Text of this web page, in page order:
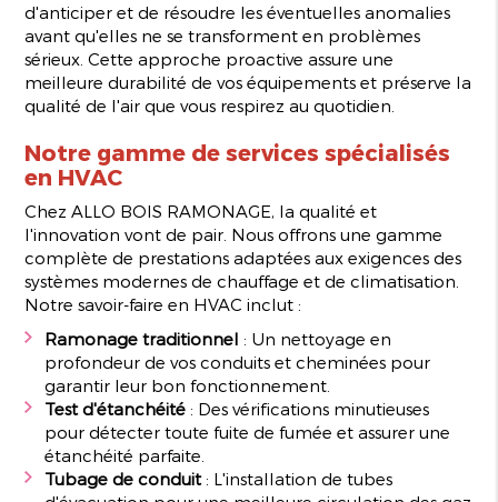
d'anticiper et de résoudre les éventuelles anomalies
avant qu'elles ne se transforment en problèmes
sérieux. Cette approche proactive assure une
meilleure durabilité de vos équipements et préserve la
qualité de l'air que vous respirez au quotidien.
Notre gamme de services spécialisés
en HVAC
Chez ALLO BOIS RAMONAGE, la qualité et
l'innovation vont de pair. Nous offrons une gamme
complète de prestations adaptées aux exigences des
systèmes modernes de chauffage et de climatisation.
Notre savoir-faire en HVAC inclut :
Ramonage traditionnel : Un nettoyage en
profondeur de vos conduits et cheminées pour
garantir leur bon fonctionnement.
Test d'étanchéité : Des vérifications minutieuses
pour détecter toute fuite de fumée et assurer une
étanchéité parfaite.
Tubage de conduit: L'installation de tubes